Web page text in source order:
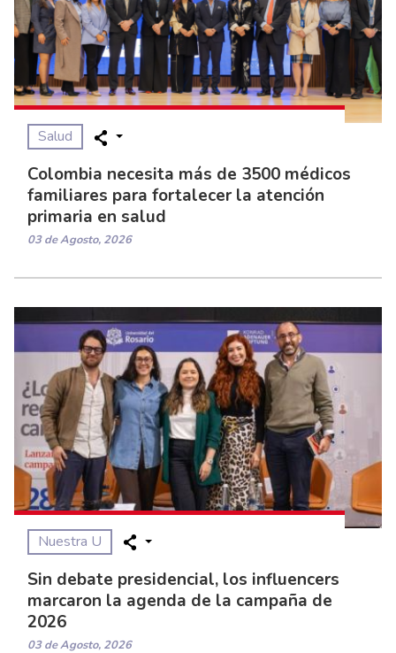
Salud
Colombia necesita más de 3500 médicos
familiares para fortalecer la atención
primaria en salud
03 de Agosto, 2026
Nuestra U
Sin debate presidencial, los influencers
marcaron la agenda de la campaña de
2026
03 de Agosto, 2026